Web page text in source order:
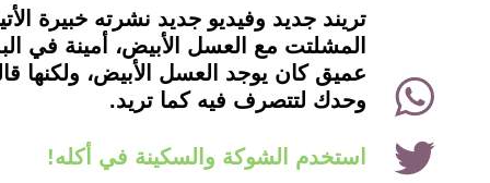
Twitter
WhatsApp
instagramتريند جديد وفيديو جديد نشرته خبيرة
المشلتت مع العسل الأبيض، أمينة في
عميق كان يوجد العسل الأبيض، ولكنها
وحدك لتتصرف فيه كما تريد.
استخدم الشوكة والسكينة في أكله!